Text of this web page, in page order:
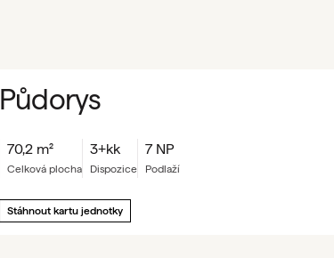
Půdorys
70,2 m²
celková plocha
3+kk
dispozice
7 NP
podlaží
Stáhnout kartu jednotky